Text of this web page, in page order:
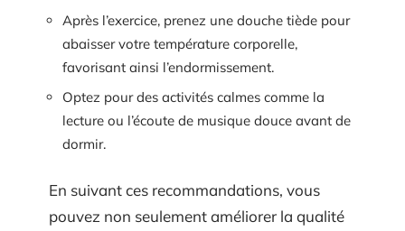
Après l’exercice, prenez une douche tiède pour
abaisser votre température corporelle,
favorisant ainsi l’endormissement.
Optez pour des activités calmes comme la
lecture ou l’écoute de musique douce avant de
dormir.
En suivant ces recommandations, vous
pouvez non seulement améliorer la qualité